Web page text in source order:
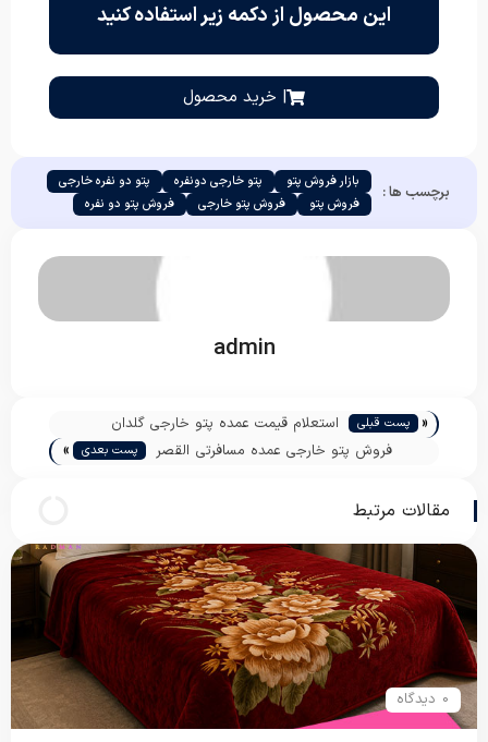
این محصول از دکمه زیر استفاده کنید
| خرید محصول
برچسب ها : بازار فروش پتو پتو خارجی دونفره
پتو دو نفره خارجی
فروش پتو
فروش پتو خارجی فروش پتو دو نفره
admin
« پست قبلی
استعلام قیمت عمده پتو خارجی گلدان
مسافرتی
فروش پتو خارجی عمده مسافرتی القصر پست بعدی »
مقالات مرتبط
0 دیدگاه